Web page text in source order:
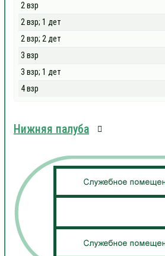
2 взр
2 взр; 1 дет
2 взр; 2 дет
3 взр
3 взр; 1 дет
4 взр
Нижняя палуба